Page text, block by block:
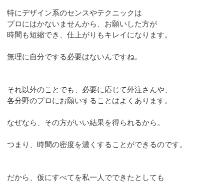
特にデザイン系のセンスやテクニックは
プロにはかないませんから、お願いした方が
時間も短縮でき、仕上がりもキレイになります。
無理に自分でする必要はないんですね。
それ以外のことでも、必要に応じて外注さんや、
各分野のプロにお願いすることはよくあります。
なぜなら、その方がいい結果を得られるから。
つまり、時間の密度を濃くすることができるのです。
だから、仮にすべてを私一人でできたとしても